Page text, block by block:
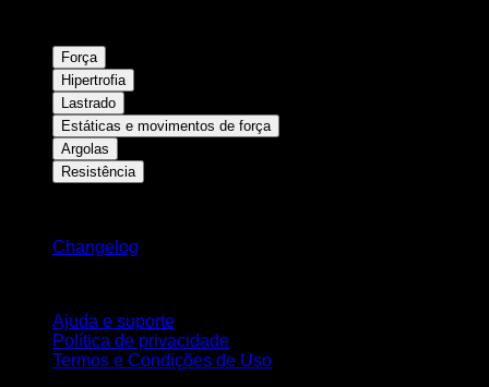
Força
Hipertrofia
Lastrado
Estáticas e movimentos de força
Argolas
Resistência
Changelog
Ajuda e suporte
Política de privacidade
Termos e Condições de Uso